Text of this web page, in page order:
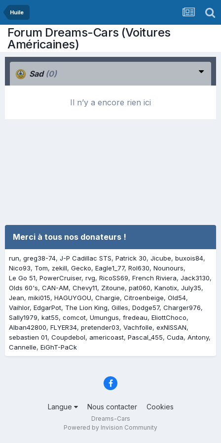
Huile
Forum Dreams-Cars (Voitures
Américaines)
Sad (0)
Il n’y a encore rien ici
Merci à tous nos donateurs !
run greg38-74 J-P Cadillac STS Patrick 30 Jicube buxois84
Nico93
Tom zekill Gecko Eagle1_77 Rol630 Nounours
Le Go 51 PowerCruiser rvg RicoSS69 French Riviera Jack3130
Olds 60's CAN-AM Chevy11 Zitoune pat060 Kanotix July35
Jean miki015 HAGUYGOU Chargie Citroenbeige Old54
Vaihlor EdgarPot The Lion King Gilles Dodge57 Charger976
Sally1979 kat55 comcot Umungus fredeau EliottChoco
Alban42800 FLYER34 pretender03 Vachfolle exNISSAN
sebastien 01 Coupdebol americoast Pascal_455 Cuda Antony
Cannelle EiGhT-PaCk
Langue Nous contacter Cookies
Dreams-Cars
Powered by Invision Community